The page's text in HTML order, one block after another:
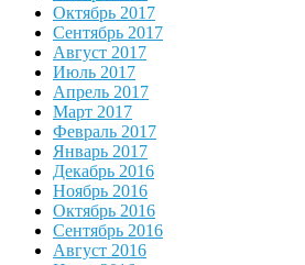
Октябрь 2017
Сентябрь 2017
Август 2017
Июль 2017
Апрель 2017
Март 2017
Февраль 2017
Январь 2017
Декабрь 2016
Ноябрь 2016
Октябрь 2016
Сентябрь 2016
Август 2016